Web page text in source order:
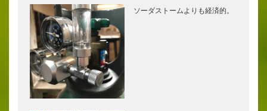
ソーダストームよりも経済的。